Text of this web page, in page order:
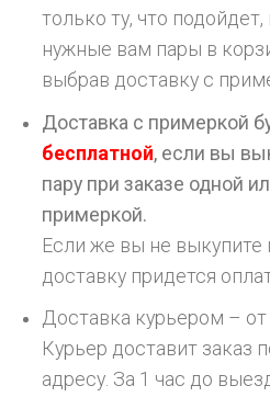
только ту, что
нужные вам пары в
выбрав доставку с
Доставка с примеркой
бесплатной, если вы
пару при заказе одной
примеркой.
Если же вы не выкупите
доставку придется
Доставка курьером – от
Курьер доставит заказ
адресу. За 1 час до